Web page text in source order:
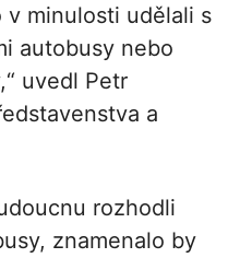
minulosti udělali s
autobusy nebo
uvedl Petr
a
rozhodli
znamenalo by